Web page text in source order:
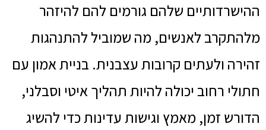
ההישרדותיים שלהם גורמים להם להיזהר
מלהתקרב לאנשים, מה שמוביל להתנהגות
זהירה ולעתים קרובות עצבנית. בניית אמון עם
חתולי רחוב יכולה להיות תהליך איטי וסבלני,
הדורש זמן, מאמץ וגישות עדינות כדי להשיג